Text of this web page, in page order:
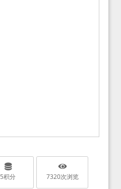
5积分 7320次浏览